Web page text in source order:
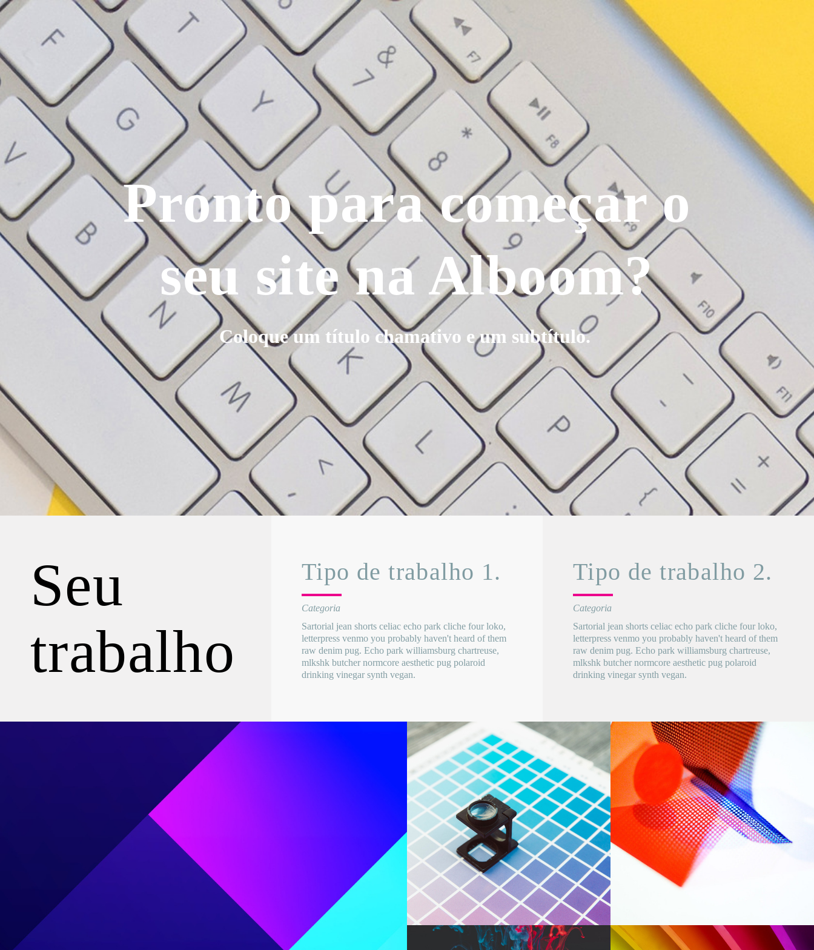
Pronto para começar o
seu site na Alboom?
Coloque um título chamativo e um subtítulo.
Seu
trabalho
Tipo de trabalho 1.
Categoria
Sartorial jean shorts celiac echo park cliche four loko,
letterpress venmo you probably haven't heard of them
raw denim pug. Echo park williamsburg chartreuse,
mlkshk butcher normcore aesthetic pug polaroid
drinking vinegar synth vegan.
Tipo de trabalho 2.
Categoria
Sartorial jean shorts celiac echo park cliche four loko,
letterpress venmo you probably haven't heard of them
raw denim pug. Echo park williamsburg chartreuse,
mlkshk butcher normcore aesthetic pug polaroid
drinking vinegar synth vegan.